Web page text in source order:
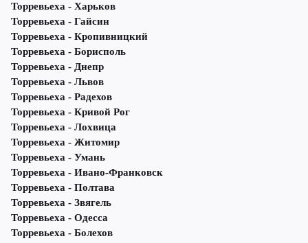
Торревьеха - Харьков
Торревьеха - Гайсин
Торревьеха - Кропивницкий
Торревьеха - Борисполь
Торревьеха - Днепр
Торревьеха - Львов
Торревьеха - Радехов
Торревьеха - Кривой Рог
Торревьеха - Лохвица
Торревьеха - Житомир
Торревьеха - Умань
Торревьеха - Ивано-Франковск
Торревьеха - Полтава
Торревьеха - Звягель
Торревьеха - Одесса
Торревьеха - Болехов